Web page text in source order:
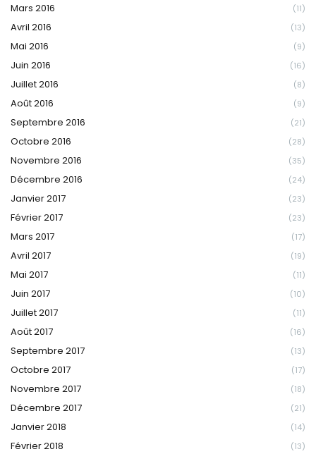
Mars 2016 (11)
Avril 2016 (13)
Mai 2016 (9)
Juin 2016 (16)
Juillet 2016 (8)
Août 2016 (9)
Septembre 2016 (21)
Octobre 2016 (28)
Novembre 2016 (35)
Décembre 2016 (24)
Janvier 2017 (23)
Février 2017 (23)
Mars 2017 (17)
Avril 2017 (19)
Mai 2017 (11)
Juin 2017 (10)
Juillet 2017 (11)
Août 2017 (16)
Septembre 2017 (13)
Octobre 2017 (17)
Novembre 2017 (18)
Décembre 2017 (21)
Janvier 2018 (14)
Février 2018 (13)